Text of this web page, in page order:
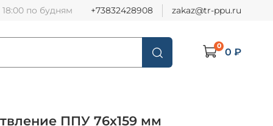
18:00 по будням +73832428908 zakaz@tr-ppu.ru
0 0 ₽
ППУ 76х159 мм